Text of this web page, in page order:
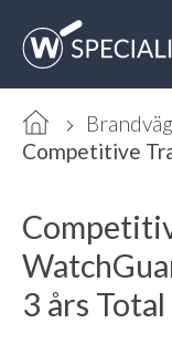
3 års